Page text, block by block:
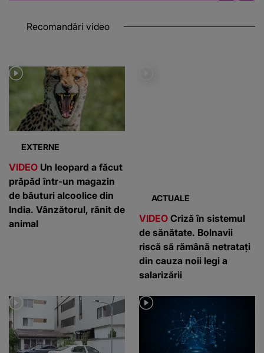
Recomandări video
EXTERNE
VIDEO Un leopard a făcut
prăpăd într-un magazin
de băuturi alcoolice din
India. Vânzătorul, rănit de
animal
riscă să rămână netratați
salarizării
ACTUALE
VIDEOCod portocaliu de
TECH
Un experiment